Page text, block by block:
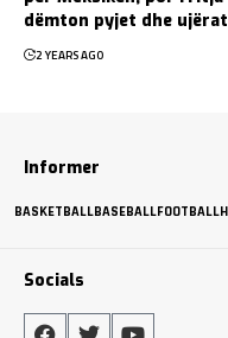
dëmton pyjet dhe ujërat
2 YEARS AGO
Informer
BASKETBALLBASEBALLFOOTBALL
Socials